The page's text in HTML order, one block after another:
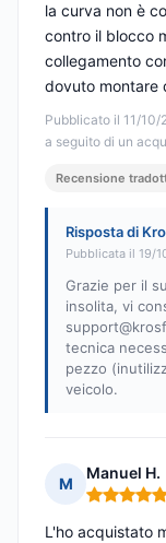
Pubblicato il 11/
a seguito di un
la curva non è
contro il blocco
collegamento
dovuto montare
Recensione
Risposta di
Pubblicata il 19/
Grazie per il
insolita, vi
tecnica
pezzo
veicolo.
M
Manuel H.
Nota: 5 su 5
L'ho acquistato